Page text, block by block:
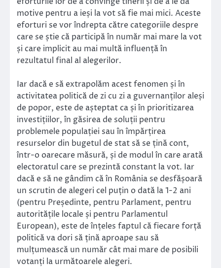
motive pentru a ieși la vot să fie mai mici. Aceste
eforturi se vor îndrepta către categoriile despre
care se știe că participă în număr mai mare la vot
și care implicit au mai multă influență în
rezultatul final al alegerilor.
Iar dacă e să extrapolăm acest fenomen și în
activitatea politică de zi cu zi a guvernanților aleși
de popor, este de așteptat ca și în prioritizarea
investițiilor, în găsirea de soluții pentru
problemele populației sau în împărțirea
resurselor din bugetul de stat să se țină cont,
într-o oarecare măsură, și de modul în care arată
electoratul care se prezintă constant la vot. Iar
dacă e să ne gândim că în România se desfășoară
un scrutin de alegeri cel puțin o dată la 1-2 ani
(pentru Președinte, pentru Parlament, pentru
autoritățile locale și pentru Parlamentul
European), este de înțeles faptul că fiecare forță
politică va dori să țină aproape sau să
mulțumească un număr cât mai mare de posibili
votanți la următoarele alegeri.